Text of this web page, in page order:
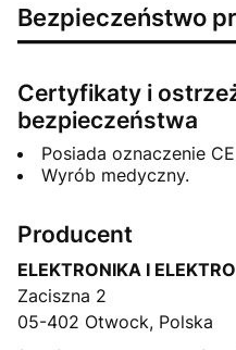
Bezpieczeństwo
Certyfikaty i
bezpieczeństwa
Posiada oznaczenie
Wyrób medyczny.
Producent
ELEKTRONIKA I
Zaciszna 2
05-402 Otwock, Polska